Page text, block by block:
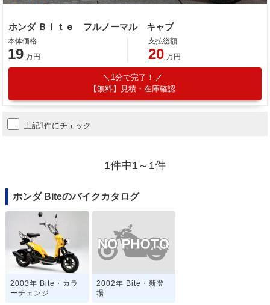
ホンダ Ｂｉｔｅ フルノーマル キャブ
本体価格
19 万円
支払総額
20 万円
1分で完了！
【無料】見積・在庫確認
上記1件にチェック
1件中1～1件
ホンダ Biteのバイクカタログ
2003年 Bite・カラ
ーチェンジ
2002年 Bite・新登
場